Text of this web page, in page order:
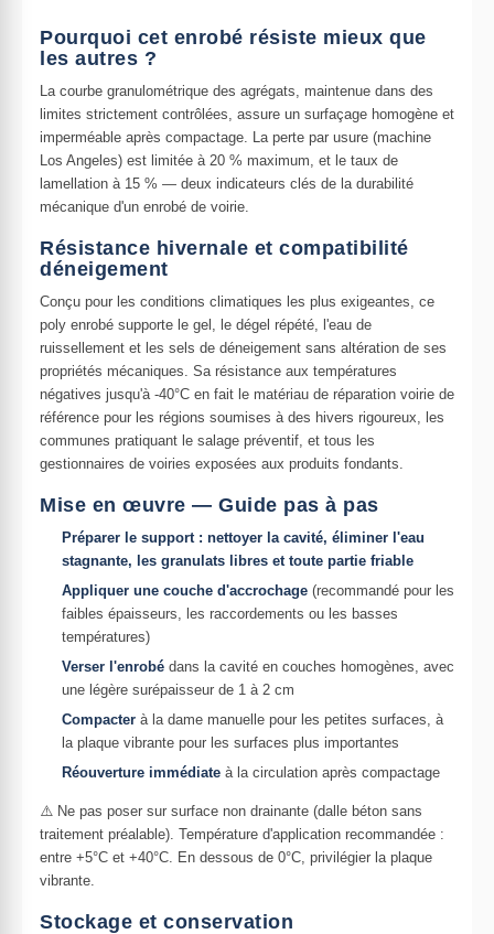
Pourquoi cet enrobé résiste mieux que
les autres ?
La courbe granulométrique des agrégats, maintenue dans des
limites strictement contrôlées, assure un surfaçage homogène et
imperméable après compactage. La perte par usure (machine
Los Angeles) est limitée à 20 % maximum, et le taux de
lamellation à 15 % — deux indicateurs clés de la durabilité
mécanique d'un enrobé de voirie.
Résistance hivernale et compatibilité
déneigement
Conçu pour les conditions climatiques les plus exigeantes, ce
poly enrobé supporte le gel, le dégel répété, l'eau de
ruissellement et les sels de déneigement sans altération de ses
propriétés mécaniques. Sa résistance aux températures
négatives jusqu'à -40°C en fait le matériau de réparation voirie de
référence pour les régions soumises à des hivers rigoureux, les
communes pratiquant le salage préventif, et tous les
gestionnaires de voiries exposées aux produits fondants.
Mise en œuvre — Guide pas à pas
Préparer le support : nettoyer la cavité, éliminer l'eau
stagnante, les granulats libres et toute partie friable
Appliquer une couche d'accrochage (recommandé pour les
faibles épaisseurs, les raccordements ou les basses
températures)
Verser l'enrobé dans la cavité en couches homogènes, avec
une légère surépaisseur de 1 à 2 cm
Compacter à la dame manuelle pour les petites surfaces, à
la plaque vibrante pour les surfaces plus importantes
Réouverture immédiate à la circulation après compactage
⚠️ Ne pas poser sur surface non drainante (dalle béton sans
traitement préalable). Température d'application recommandée :
entre +5°C et +40°C. En dessous de 0°C, privilégier la plaque
vibrante.
Stockage et conservation